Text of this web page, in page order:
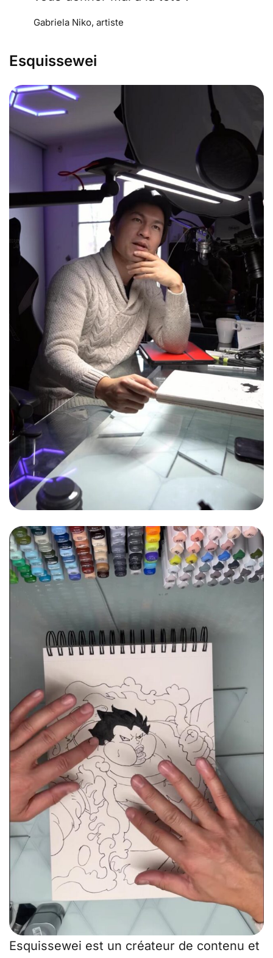
Gabriela Niko, artiste
Esquissewei
Esquissewei est un créateur de contenu et